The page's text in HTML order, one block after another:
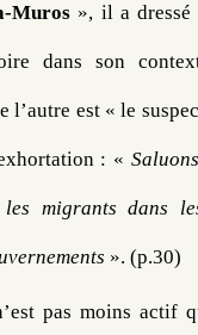
Muros », il a dressé
dans son
est « le
: «
migrants dans
». (p.30)
pas moins actif